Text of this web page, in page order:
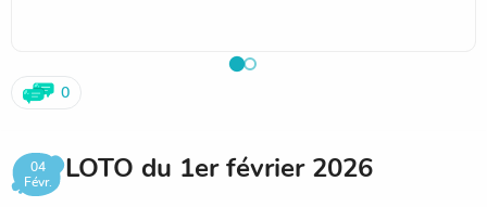
0
04
Févr.
LOTO du 1er février 2026